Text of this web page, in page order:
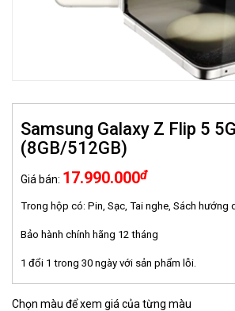
Samsung Galaxy Z Flip 5 5G
(8GB/512GB)
Giá bán: 17.990.000đ
Trong hộp có: Pin, Sạc, Tai nghe, Sách hướng
Bảo hành chính hãng 12 tháng
1 đổi 1 trong 30 ngày với sản phẩm lỗi.
Chọn màu để xem giá của từng màu